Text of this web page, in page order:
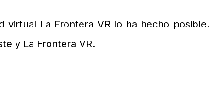
virtual La Frontera VR lo ha hecho posible.
y La Frontera VR.